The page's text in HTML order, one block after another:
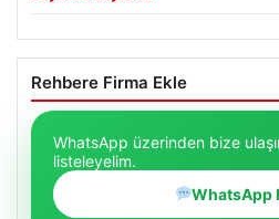
Rehbere Firma Ekle
WhatsApp üzerinden bize
listeleyelim.
WhatsApp